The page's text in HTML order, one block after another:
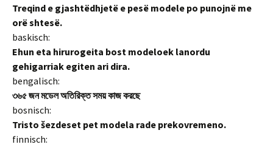
Treqind e gjashtëdhjetë e pesë modele po punojnë me
orë shtesë.
baskisch:
Ehun eta hirurogeita bost modeloek lanordu
gehigarriak egiten ari dira.
bengalisch:
৩৬৫ জন মডেল অতিরিক্ত সময় কাজ করছে
bosnisch:
Tristo šezdeset pet modela rade prekovremeno.
finnisch: